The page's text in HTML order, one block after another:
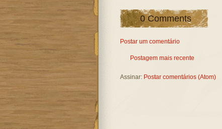
0 Comments
Postar um comentário
Postagem mais recente
Assinar: Postar comentários (Atom)